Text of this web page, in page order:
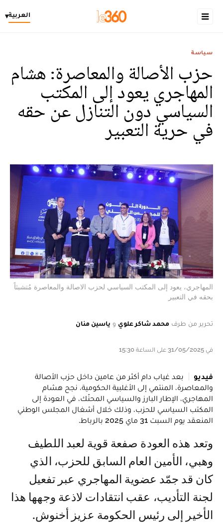
العربية▾
سياسة
حزب الأصالة والمعاصرة: هشام
المهاجري يعود إلى المكتب
السياسي دون التنازل عن حقه
في حرية التعبير
المهاجري، يعود إلى المكتب السياسي لحزب الاصالة والمعاصرة مُتشبثاً
بحقه في التعبير
تحرير من طرف محمد شاكر علوي و ياسين منان
في 31/05/2025 على الساعة 15:30
فيديو
بعد غياب دام أكثر من عامين داخل حزب الأصالة
والمعاصرة، المنتمي إلى الأغلبية الحكومية، نجح هشام
المهاجري، الإطار البارز والسياسي المحنّك، في العودة إلى
المكتب السياسي للحزب، وذلك خلال أشغال المجلس الوطني
المنعقد يوم السبت 31 ماي 2025 بالرباط.
وتعد هذه العودة صفعة قوية لعبد اللطيف
وهبي، الأمين العام السابق للحزب، الذي
كان قد جمّد عضوية المهاجري عبر تفعيل
لجنة التأديب، عقب انتقادات لاذعة وجهها هذا
الأخير إلى رئيس الحكومة عزيز أخنوش.